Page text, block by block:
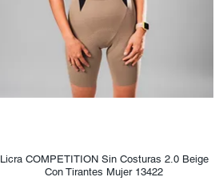
Vista rápida
Licra COMPETITION Sin Costuras 2.0 Beige
Con Tirantes Mujer 13422